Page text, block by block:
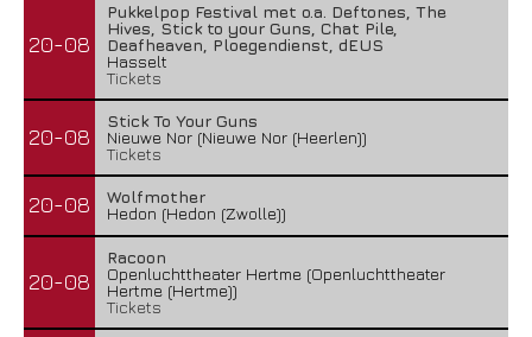
20-08
Pukkelpop Festival met o.a. Deftones, The
Hives, Stick to your Guns, Chat Pile,
Deafheaven, Ploegendienst, dEUS
Hasselt
Tickets
20-08
Stick To Your Guns
Nieuwe Nor (Nieuwe Nor (Heerlen))
Tickets
20-08
Wolfmother
Hedon (Hedon (Zwolle))
20-08
Racoon
Openluchttheater Hertme (Openluchttheater
Hertme (Hertme))
Tickets